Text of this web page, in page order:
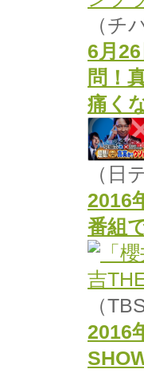
（チ
6月
問！
痛く
（日
2016
番組
（
2016